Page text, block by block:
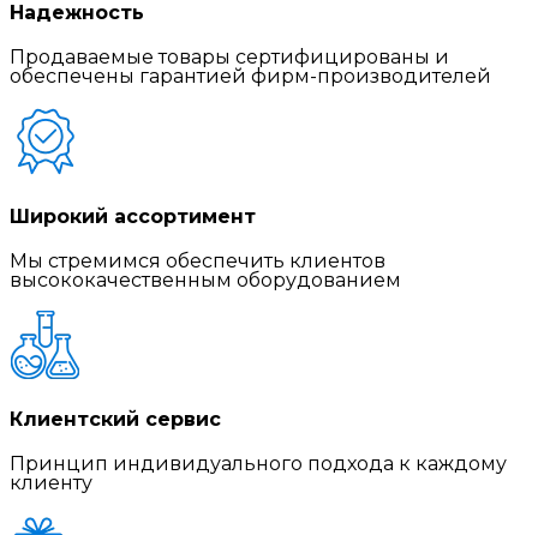
Надежность
Продаваемые товары сертифицированы и
обеспечены гарантией фирм-производителей
Широкий ассортимент
Мы стремимся обеспечить клиентов
высококачественным оборудованием
Клиентский сервис
Принцип индивидуального подхода к каждому
клиенту